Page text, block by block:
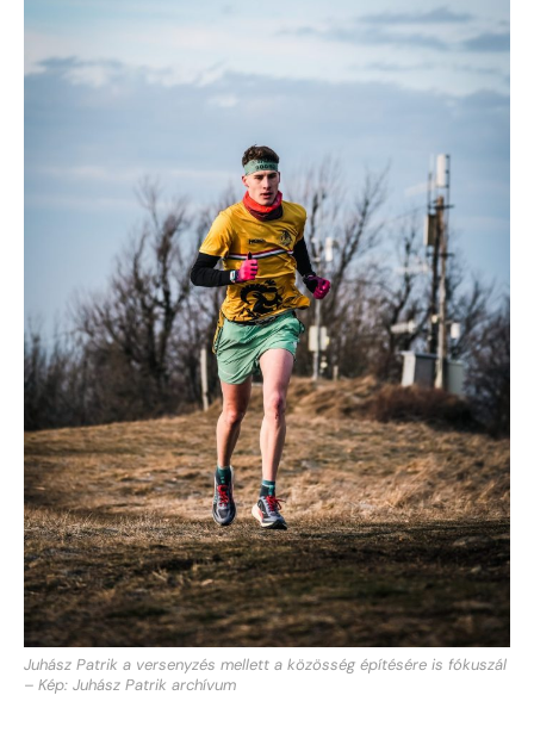
Juhász Patrik a versenyzés mellett a közösség építésére is fókuszál
– Kép: Juhász Patrik archívum